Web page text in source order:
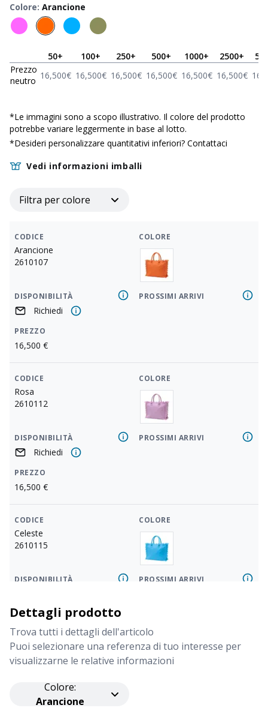
Colore: Arancione
50+ 100+ 250+ 500+ 1000+ 2500+
Prezzo
neutro 16,500€ 16,500€ 16,500€ 16,500€ 16,500€ 16,500€
*Le immagini sono a scopo illustrativo. Il colore del prodotto
potrebbe variare leggermente in base al lotto.
*Desideri personalizzare quantitativi inferiori? Contattaci
Vedi informazioni imballi
Filtra per colore
CODICE
Arancione
2610107
COLORE
PREZZO
16,500 €
DISPONIBILITÀ
Richiedi
PROSSIMI ARRIVI
CODICE
Rosa
2610112
COLORE
PREZZO
16,500 €
DISPONIBILITÀ
Richiedi
PROSSIMI ARRIVI
CODICE
Celeste
2610115
COLORE
PREZZO
16,500€
DISPONIBILITÀ PROSSIMI ARRIVI
CODICE
2610191
COLORE
Dettagli prodotto
Trova tutti i dettagli dell'articolo
Puoi selezionare una referenza di tuo interesse per
visualizzarne le relative informazioni
Colore:
Arancione